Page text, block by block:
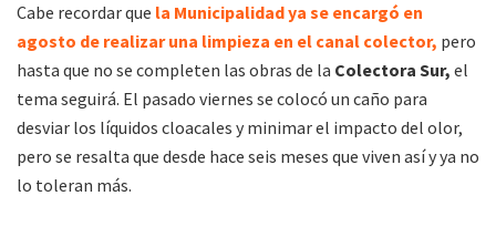
Cabe recordar que la Municipalidad ya se encargó en
agosto de realizar una limpieza en el canal colector, pero
hasta que no se completen las obras de la Colectora Sur, el
tema seguirá. El pasado viernes se colocó un caño para
desviar los líquidos cloacales y minimar el impacto del olor,
pero se resalta que desde hace seis meses que viven así y ya no
lo toleran más.